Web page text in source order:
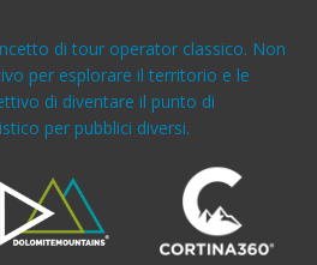
di tour operator classico. Non
per esplorare il territorio e le
di diventare il punto di
per pubblici diversi.